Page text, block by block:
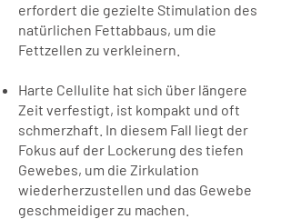
erfordert die gezielte Stimulation des
natürlichen Fettabbaus, um die
Fettzellen zu verkleinern.
Harte Cellulite hat sich über längere
Zeit verfestigt, ist kompakt und oft
schmerzhaft. In diesem Fall liegt der
Fokus auf der Lockerung des tiefen
Gewebes, um die Zirkulation
wiederherzustellen und das Gewebe
geschmeidiger zu machen.